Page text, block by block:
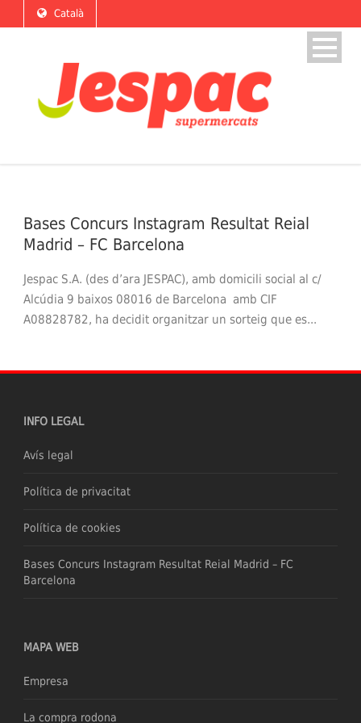
Català
Bases Concurs Instagram Resultat Reial
Madrid – FC Barcelona
Jespac S.A. (des d’ara JESPAC), amb domicili social al c/
Alcúdia 9 baixos 08016 de Barcelona amb CIF
A08828782, ha decidit organitzar un sorteig que es...
INFO LEGAL
Avís legal
Política de privacitat
Política de cookies
Bases Concurs Instagram Resultat Reial Madrid – FC
Barcelona
MAPA WEB
Empresa
La compra rodona